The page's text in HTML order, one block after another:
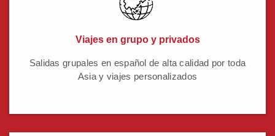
Viajes en grupo y privados
Salidas grupales en español de alta calidad por toda
Asia y viajes personalizados